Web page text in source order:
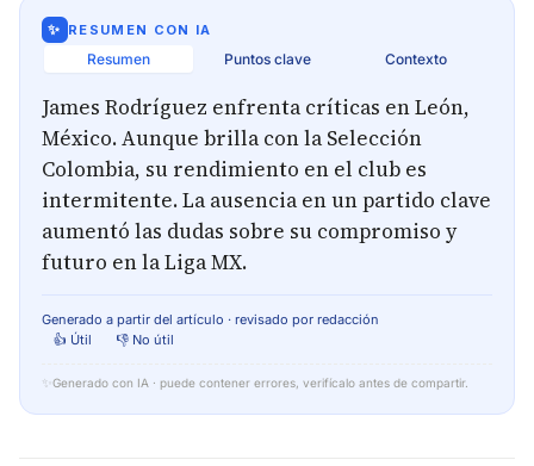
✨ RESUMEN CON IA
Resumen Puntos clave Contexto
James Rodríguez enfrenta críticas en León,
México. Aunque brilla con la Selección
Colombia, su rendimiento en el club es
intermitente. La ausencia en un partido clave
aumentó las dudas sobre su compromiso y
futuro en la Liga MX.
Generado a partir del artículo · revisado por redacción
👍 Útil
👎 No útil
✨ Generado con IA · puede contener errores, verifícalo antes de compartir.